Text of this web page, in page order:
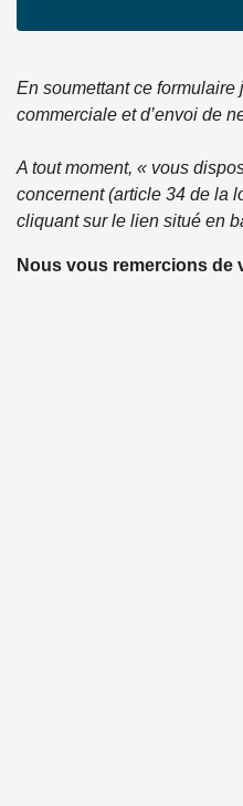
En soumettant ce
commerciale et d’envoi de
A tout moment, « vous
concernent (article 34 de la
cliquant sur le lien situé en
Nous vous remercions de